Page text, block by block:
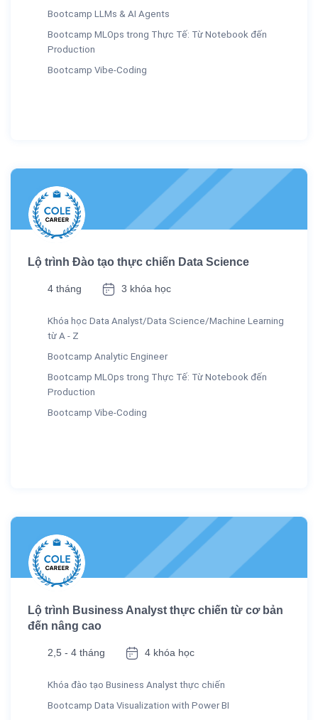
Bootcamp LLMs & AI Agents
Bootcamp MLOps trong Thực Tế: Từ Notebook đến
Production
Bootcamp Vibe-Coding
Lộ trình Đào tạo thực chiến Data Science
4 tháng 3 khóa học
Khóa học Data Analyst/Data Science/Machine Learning
từ A - Z
Bootcamp Analytic Engineer
Bootcamp MLOps trong Thực Tế: Từ Notebook đến
Production
Bootcamp Vibe-Coding
Lộ trình Business Analyst thực chiến từ cơ bản
đến nâng cao
2,5 - 4 tháng 4 khóa học
Khóa đào tạo Business Analyst thực chiến
Bootcamp Data Visualization with Power BI